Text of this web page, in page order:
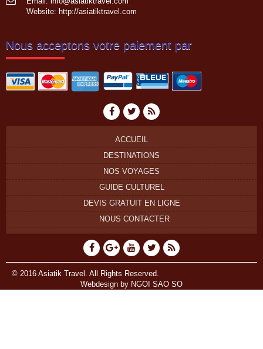
Website: http://asiatiktravel.com
Nous acceptons votre paiement par
ACCUEIL
DESTINATIONS
NOS VOYAGES
GUIDE CULTUREL
DEVIS GRATUIT EN LIGNE
NOUS CONTACTER
© 2016 Asiatik Travel. All Rights Reserved.
Webdesign by NGOI SAO SO